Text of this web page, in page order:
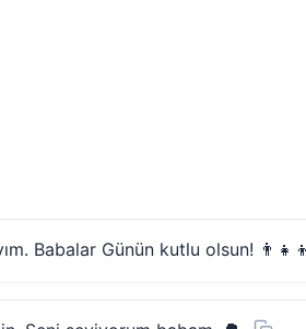
Babalar Günün kutlu olsun!